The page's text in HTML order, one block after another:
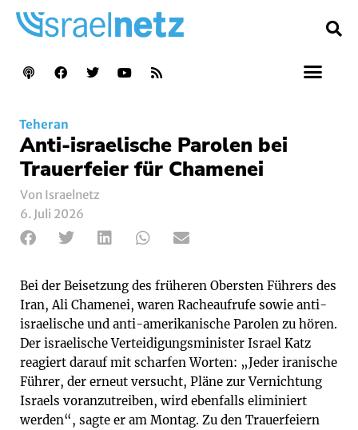
Teheran
Anti-israelische Parolen bei
Trauerfeier für Chamenei
Von Israelnetz
6. Juli 2026
Bei der Beisetzung des früheren Obersten Führers des
Iran, Ali Chamenei, waren Racheaufrufe sowie anti-
israelische und anti-amerikanische Parolen zu hören.
Der israelische Verteidigungsminister Israel Katz
reagiert darauf mit scharfen Worten: „Jeder iranische
Führer, der erneut versucht, Pläne zur Vernichtung
Israels voranzutreiben, wird ebenfalls eliminiert
werden“, sagte er am Montag. Zu den Trauerfeiern